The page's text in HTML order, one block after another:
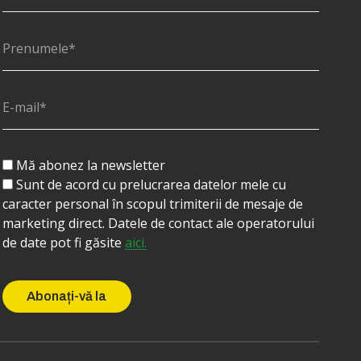
Mă abonez la newsletter
Sunt de acord cu prelucrarea datelor mele cu
caracter personal în scopul trimiterii de mesaje de
marketing direct. Datele de contact ale operatorului
de date pot fi găsite aici.